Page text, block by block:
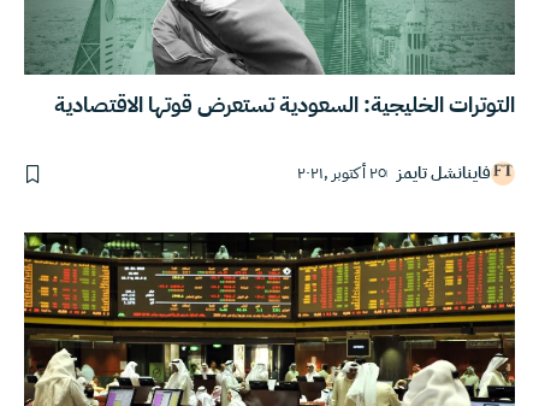
التوترات الخليجية: السعودية تستعرض قوتها الاقتصادية
فاينانشل تايمز ٢٥ أكتوبر ,٢٠٢١